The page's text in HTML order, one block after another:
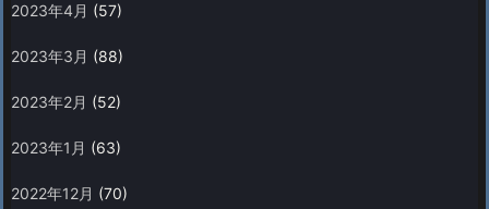
2023年4月 (57)
2023年3月 (88)
2023年2月 (52)
2023年1月 (63)
2022年12月 (70)